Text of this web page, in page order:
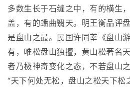
多数生长于石缝之中，有的横生
盖，有的蟠曲翳天。明王衡品评
是盘山之最。民国许同莘《盘山
有，唯松盘山独擅，黄山松著名
者乃极神奇变化之态，不若盘山
“天下何处无松，盘山之松天下松